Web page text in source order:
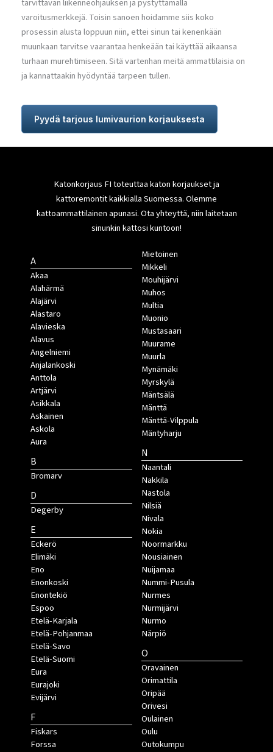
tarvittavan liikenneohjauksen ja pystyttämällä
varoitusmerkkejä. Toisin sanoen hoidamme siis koko
prosessin alusta loppuun niin, ettei sinun tai kenenkään
muunkaan tarvitse vaarantaa henkeään tai käyttää aikaansa
turhaan murehtimiseen. Sitä vartenhan meitä ammattilaisia on
ja kannattaakin hyödyntää tarpeen tullen.
Pyydä tarjous lumivaurion korjauksesta
Katonkorjaus FI toteuttaa katon korjaukset ja
kattoremontit kaikkialla Suomessa. Olemme
kattoammattilainen apunasi. Ota yhteyttä, niin laitetaan
sinunkin kattosi kuntoon!
A
Akaa
Alahärmä
Alajärvi
Alastaro
Alavieska
Alavus
Angelniemi
Anjalankoski
Anttola
Artjärvi
Asikkala
Askainen
Askola
Aura
B
Bromarv
D
Degerby
E
Eckerö
Elimäki
Eno
Enonkoski
Enontekiö
Espoo
Etelä-Karjala
Etelä-Pohjanmaa
Etelä-Savo
Etelä-Suomi
Eura
Eurajoki
Evijärvi
F
Fiskars
Forssa
Mietoinen
Mikkeli
Mouhijärvi
Muhos
Multia
Muonio
Mustasaari
Muurame
Muurla
Mynämäki
Myrskylä
Mäntsälä
Mänttä
Mänttä-Vilppula
Mäntyharju
N
Naantali
Nakkila
Nastola
Nilsiä
Nivala
Nokia
Noormarkku
Nousiainen
Nuijamaa
Nummi-Pusula
Nurmes
Nurmijärvi
Nurmo
Närpiö
O
Oravainen
Orimattila
Oripää
Orivesi
Oulainen
Oulu
Outokumpu